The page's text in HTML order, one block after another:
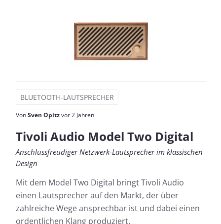
BLUETOOTH-LAUTSPRECHER
VonSven Opitzvor 2 Jahren
Tivoli Audio Model Two Digital
Anschlussfreudiger Netzwerk-Lautsprecher im klassischen
Design
Mit dem Model Two Digital bringt Tivoli Audio
einen Lautsprecher auf den Markt, der über
zahlreiche Wege ansprechbar ist und dabei einen
ordentlichen Klang produziert.